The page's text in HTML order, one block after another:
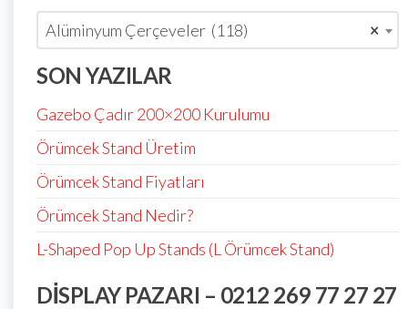
×
Alüminyum Çerçeveler (118)
SON YAZILAR
Gazebo Çadır 200×200 Kurulumu
Örümcek Stand Üretim
Örümcek Stand Fiyatları
Örümcek Stand Nedir?
L-Shaped Pop Up Stands (L Örümcek Stand)
DISPLAY PAZARI – 0212 269 77 27 27